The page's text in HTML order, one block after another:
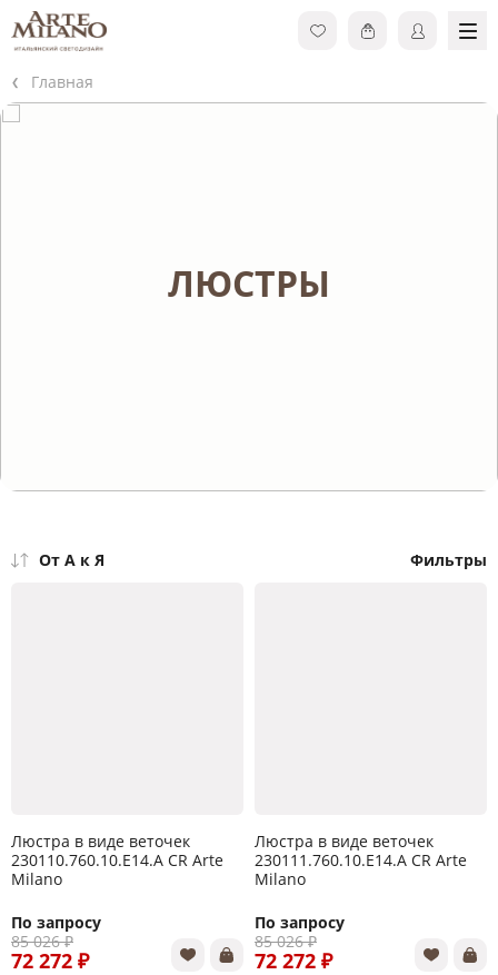
Главная
ЛЮСТРЫ
От А к Я Фильтры
Люстра в виде веточек
230110.760.10.E14.A CR Arte
Milano
По запросу
85 026 ₽
72 272 ₽
Люстра в виде веточек
230111.760.10.E14.A CR Arte
Milano
По запросу
85 026 ₽
72 272 ₽